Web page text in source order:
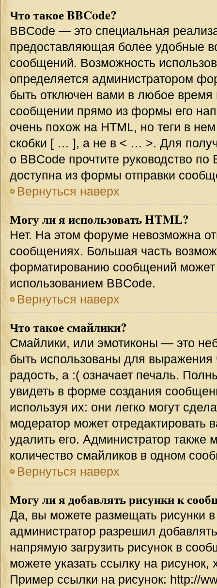
Что такое BBCode?
BBCode — это специальная
предоставляющая более удобные
сообщений. Возможность
определяется администратором
быть отключен вами в любое
сообщении прямо из формы его
очень похож на HTML, но теги в
скобки [ … ], а не в < … >. Для
о BBCode прочтите руководство
доступна из формы отправки
Вернуться наверх
Могу ли я использовать HTML?
Нет. На этом форуме невозможна
сообщениях. Большая часть
форматированию сообщений может
использованием BBCode.
Вернуться наверх
Что такое смайлики?
Смайлики, или эмотиконы — это
быть использованы для выражения
радость, а :( означает печаль.
увидеть в форме создания
используя их: они легко могут
модератор может
удалить его. Администратор также
количество смайликов в одном
Вернуться наверх
Могу ли я добавлять рисунки к
Да, вы можете размещать рисунки
администратор разрешил
напрямую загрузить рисунок в
можете указать ссылку на
Пример ссылки на рисунок: http://